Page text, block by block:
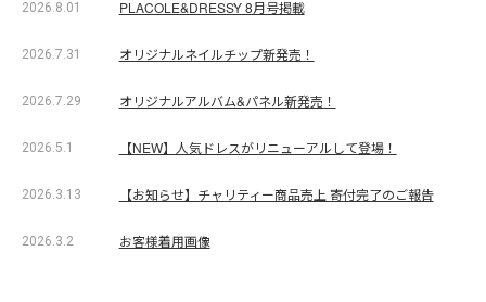
2026.8.01 PLACOLE&DRESSY 8月号掲載
2026.7.31 オリジナルネイルチップ新発売！
2026.7.29 オリジナルアルバム&パネル新発売！
2026.5.1 【NEW】人気ドレスがリニューアルして登場！
2026.3.13 【お知らせ】チャリティー商品売上 寄付完了のご報告
2026.3.2 お客様着用画像